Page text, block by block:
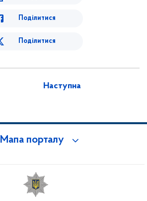
Поділитися
Поділитися
Наступна
Мапа порталу